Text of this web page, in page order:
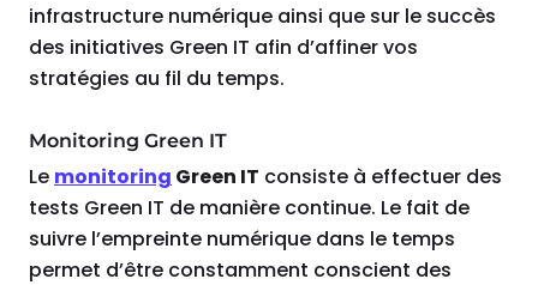
infrastructure numérique ainsi que sur le succès
des initiatives Green IT afin d’affiner vos
stratégies au fil du temps.
Monitoring Green IT
Le monitoring Green IT consiste à effectuer des
tests Green IT de manière continue. Le fait de
suivre l’empreinte numérique dans le temps
permet d’être constamment conscient des